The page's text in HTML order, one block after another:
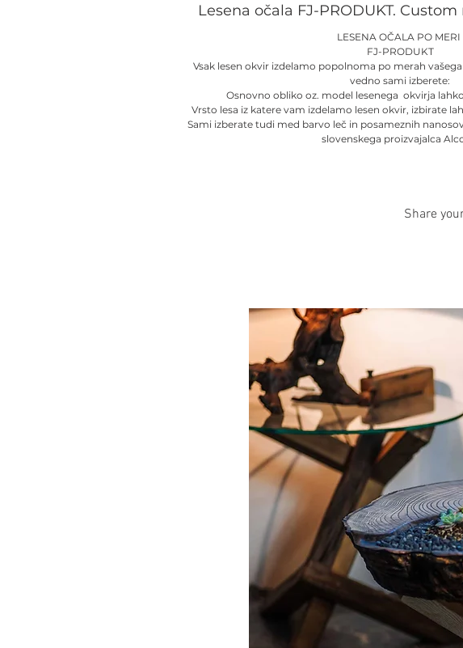
Lesena očala FJ-PRODUKT.
LESENA OČALA PO MERI
FJ-PRODUKT
Vsak lesen okvir izdelamo popolnoma po merah
vedno sami izberete:
Osnovno obliko oz. model lesenega okvirja
Vrsto lesa iz katere vam izdelamo lesen okvir, izbirate
Sami izberate tudi med barvo leč in posameznih
slovenskega proizvajalca
Share